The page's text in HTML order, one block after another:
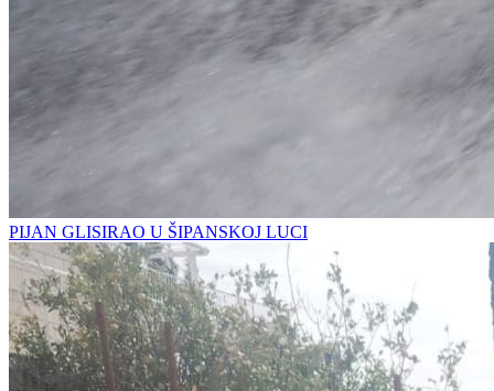
PIJAN GLISIRAO U ŠIPANSKOJ LUCI